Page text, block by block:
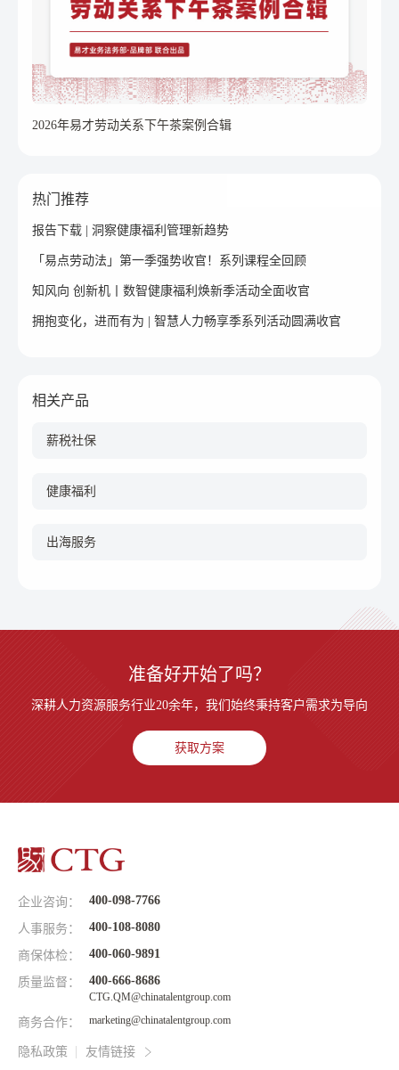
2026年易才劳动关系下午茶案例合辑
热门推荐
报告下载 | 洞察健康福利管理新趋势
「易点劳动法」第一季强势收官！系列课程全回顾
知风向 创新机丨数智健康福利焕新季活动全面收官
拥抱变化，进而有为 | 智慧人力畅享季系列活动圆满收官
相关产品
薪税社保
健康福利
出海服务
准备好开始了吗？
深耕人力资源服务行业20余年，我们始终秉持客户需求为导向
获取方案
企业咨询： 400-098-7766
人事服务： 400-108-8080
商保体检： 400-060-9891
质量监督： 400-666-8686
CTG.QM@chinatalentgroup.com
商务合作： marketing@chinatalentgroup.com
隐私政策 友情链接